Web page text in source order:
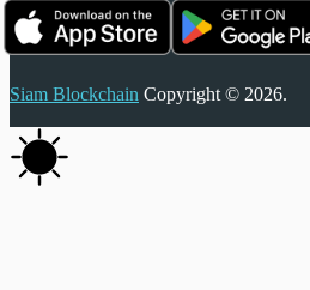
Siam Blockchain Copyright © 2026.